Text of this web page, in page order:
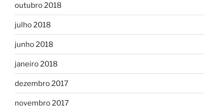
outubro 2018
julho 2018
junho 2018
janeiro 2018
dezembro 2017
novembro 2017